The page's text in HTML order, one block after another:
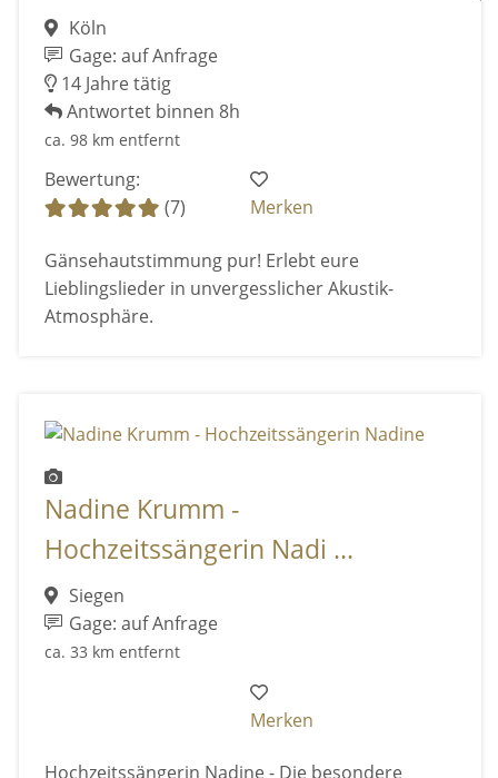
Köln
Gage: auf Anfrage
14 Jahre tätig
Antwortet binnen 8h
ca. 98 km entfernt
Bewertung:
(7)
Merken
Gänsehautstimmung pur! Erlebt eure
Lieblingslieder in unvergesslicher Akustik-
Atmosphäre.
Nadine Krumm -
Hochzeitssängerin Nadi ...
Siegen
Gage: auf Anfrage
ca. 33 km entfernt
Merken
Hochzeitssängerin Nadine - Die besondere